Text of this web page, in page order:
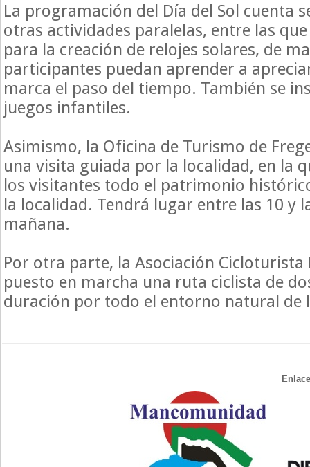
La programación del Día del Sol cuenta
otras actividades paralelas, entre las
para la creación de relojes solares, de
participantes puedan aprender a
marca el paso del tiempo. También se
juegos infantiles.
Asimismo, la Oficina de Turismo de
una visita guiada por la localidad, en la
los visitantes todo el patrimonio
la localidad. Tendrá lugar entre las 10 y
mañana.
Por otra parte, la Asociación
puesto en marcha una ruta ciclista de
duración por todo el entorno natural de